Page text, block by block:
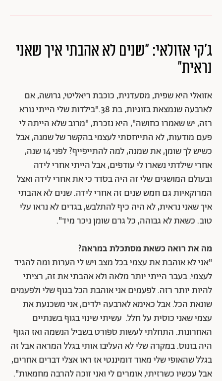
ג'קי אזולאי: "שנים לא אהבתי איך שאני
נראית"
אזואלי היא שפית, מסעדנית, כוכבת ריאליטי, גרושה, אם
לארבעה שנמצאת בזוגיות, בת 38."בילדות שלי הייתי נורא
רזה, יש שאמרו כחושה", היא נזכרת, "מרוב שלא הייתה לי
פעם מודעות, לא התייחסתי לעצמי בהקשר של שמנה, אבל
כשיש לך שומן, את שמנה, למה להתייפייף? לפני 14 שנה,
אחרי שילדתי נשארו לי עודפים, אבל הייתי אחרי לידה
ובעולם המושגים שלי זה היה בסדר כי את אחרי לידה ואצל
המרוקאיות גם חמש שנים זה אחרי לידה. שנים לא אהבתי
איך שאני נראית, לא היה כיף להתלבש, בגדים לא נראו עלי
טוב. כשאת לא גבוהה, כל גרם שומן ניכר מיד".
מה את רואה כשאת מסתכלת במראה?
"אני לא אוהבת את עצמי בכל מצב ויש לי הערות ומה להגיד
לעצמי. בעבר הייתי יותר מלאה ולא אהבתי את זה, רציתי
להיות יותר רזה. לפעמים אני אוהבת הכל בגוף שלי ולפעמים
שונאת הכל. אבל כאימא לארבעה ילדים, אני משכנעת את
עצמי שאני כוסית על חלל. עשיתי שינוי בגוף בשנתיים
האחרונות. התחלתי לעשות ספורט בשביל הנשמה ואז הגוף
היה בונוס. במקרה שלי לא העליבו אותי בגלל המראה אבל זה
בגלל שהאופי שלי מאוד דומיננטי אז ראו אצלי דברים אחרים,
אבל עכשיו כשרזיתי, אומרים לי ואני זוכה להרבה מחמאות".